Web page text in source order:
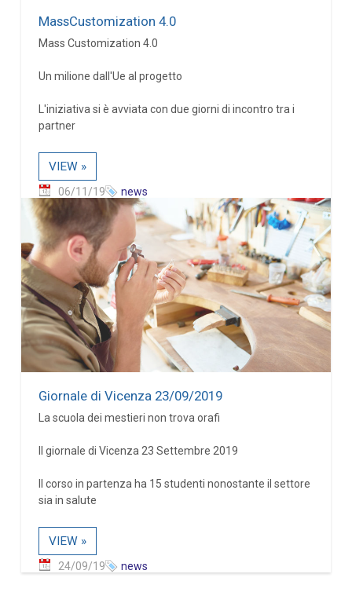
MassCustomization 4.0
Mass Customization 4.0
Un milione dall'Ue al progetto
L'iniziativa si è avviata con due giorni di incontro tra i
partner
VIEW »
06/11/19 news
Giornale di Vicenza 23/09/2019
La scuola dei mestieri non trova orafi
Il giornale di Vicenza 23 Settembre 2019
Il corso in partenza ha 15 studenti nonostante il settore
sia in salute
VIEW »
24/09/19 news